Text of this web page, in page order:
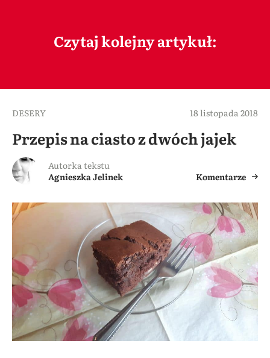
Czytaj kolejny artykuł:
DESERY 18 listopada 2018
Przepis na ciasto z dwóch jajek
Autorka tekstu
Agnieszka Jelinek
Komentarze